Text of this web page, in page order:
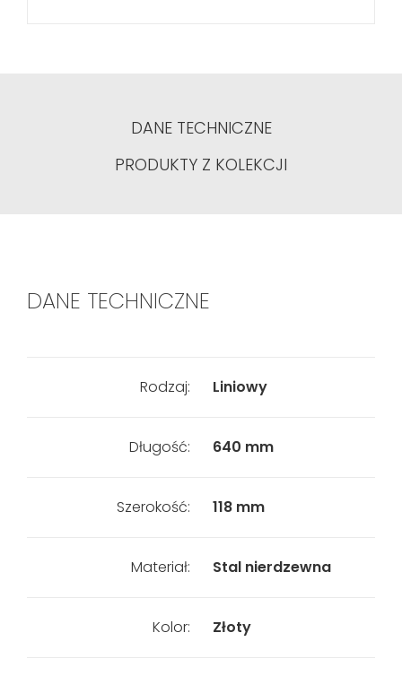
DANE TECHNICZNE
PRODUKTY Z KOLEKCJI
DANE TECHNICZNE
Rodzaj: Liniowy
Długość: 640 mm
Szerokość: 118 mm
Materiał: Stal nierdzewna
Kolor: Złoty